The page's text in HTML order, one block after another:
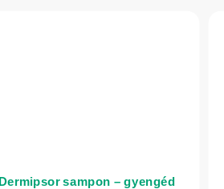
Dermipsor sampon – gyengéd